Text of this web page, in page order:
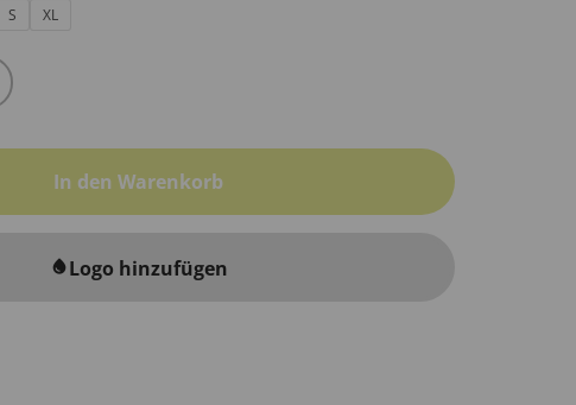
S XL
In den Warenkorb
water_dropLogo hinzufügen